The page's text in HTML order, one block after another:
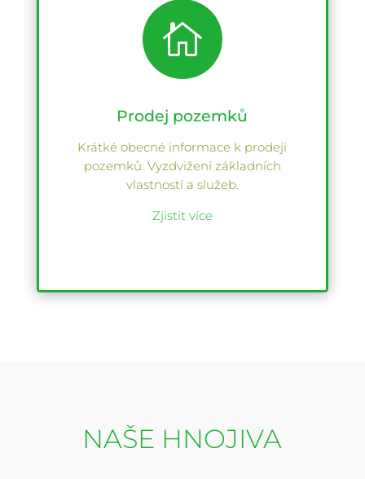

Prodej pozemků
Krátké obecné informace k prodeji
pozemků. Vyzdvižení základních
vlastností a služeb.
Zjistit více
NAŠE HNOJIVA